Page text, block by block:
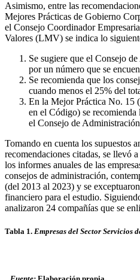
Asimismo, entre las
Mejores Prácticas de Gobierno
el Consejo Coordinador
Valores (LMV) se indica lo
Se sugiere que el Consejo
por un número que se
Se recomienda que los
cuando menos el 25% del
En la Mejor Práctica No. 15
en el Código) se
el Consejo de
Tomando en cuenta los supuestos
recomendaciones citadas, se llevó
los informes anuales de las
consejos de administración,
(del 2013 al 2023) y se
financiero para el estudio.
analizaron 24 compañías que se
Tabla 1. Empresas del Sector Servicios